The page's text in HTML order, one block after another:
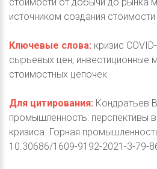
источником создания
Ключевые слова: кризис
сырьевых цен, инвестиционные
стоимостных цепочек
Для цитирования: Кондратьев
промышленность: перспективы
кризиса. Горная
10.30686/1609-9192-2021-3-79-